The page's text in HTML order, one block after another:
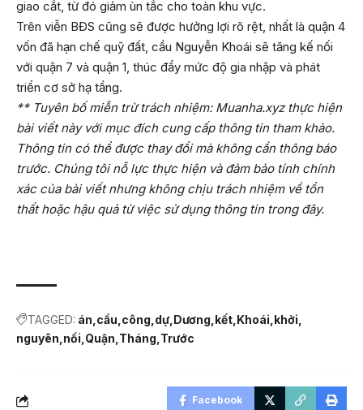
giao cắt, từ đó giảm ùn tắc cho toàn khu vực.
Trên viễn BĐS cũng sẽ được hưởng lợi rõ rệt, nhất là quận 4
vốn đã hạn chế quỹ đất, cầu Nguyễn Khoái sẽ tăng kế nối
với quận 7 và quận 1, thúc đẩy mức độ gia nhập và phát
triển cơ sở hạ tầng.
** Tuyên bố miễn trừ trách nhiệm: Muanha.xyz thực hiện
bài viết này với mục đích cung cấp thông tin tham khảo.
Thông tin có thể được thay đổi mà không cần thông báo
trước. Chúng tôi nỗ lực thực hiện và đảm bảo tính chính
xác của bài viết nhưng không chịu trách nhiệm về tổn
thất hoặc hậu quả từ việc sử dụng thông tin trong đây.
TAGGED: án cầu công dự Dương kết Khoái khởi
nguyên nối Quận Tháng Trước
Facebook